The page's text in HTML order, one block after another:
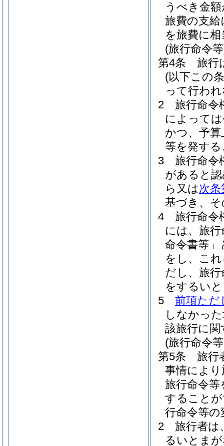
うべき金
旅費の支給
を旅費に
(旅行命令
第4条
旅行
(以下この
って行わ
2
旅行命令
によって
かつ、予
等を発す
3
旅行命令
があると
ら又は次条
基づき、
4
旅行命令
には、旅
命令書等」
をし、こ
だし、旅
をするい
5
前項ただ
しなかっ
該旅行に
(旅行命令
第5条
旅行
事情によ
旅行命令
すること
行命令等
2
旅行者は
るいとま